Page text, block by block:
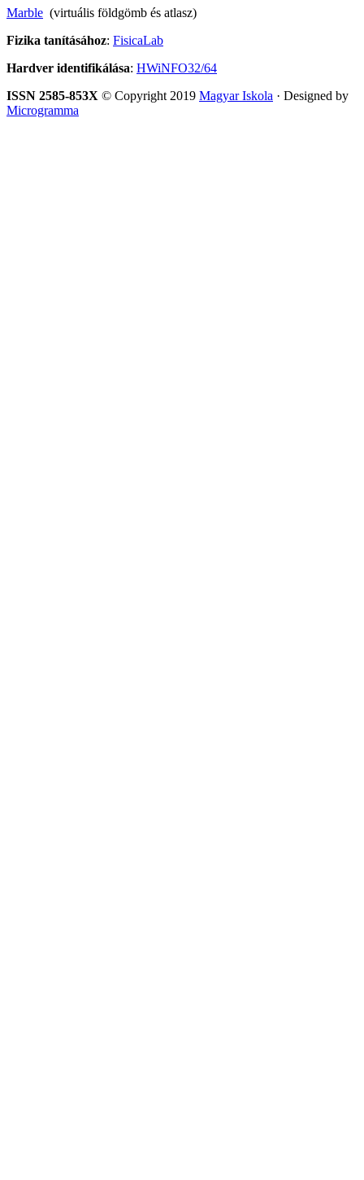
Marble (virtuális földgömb és atlasz)
Fizika tanításához: FisicaLab
Hardver identifikálása: HWiNFO32/64
ISSN 2585-853X © Copyright 2019 Magyar Iskola · Designed by
Microgramma